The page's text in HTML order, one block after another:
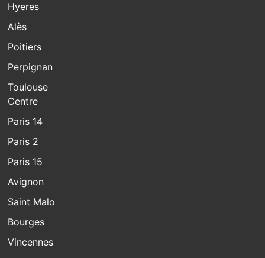
Hyeres
Alès
Poitiers
Perpignan
Toulouse
Centre
Paris 14
Paris 2
Paris 15
Avignon
Saint Malo
Bourges
Vincennes